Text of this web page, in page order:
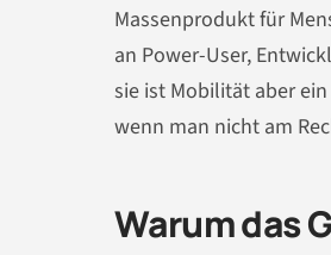
Massenprodukt für
an Power-User,
sie ist Mobilität aber
wenn man nicht am
Warum das